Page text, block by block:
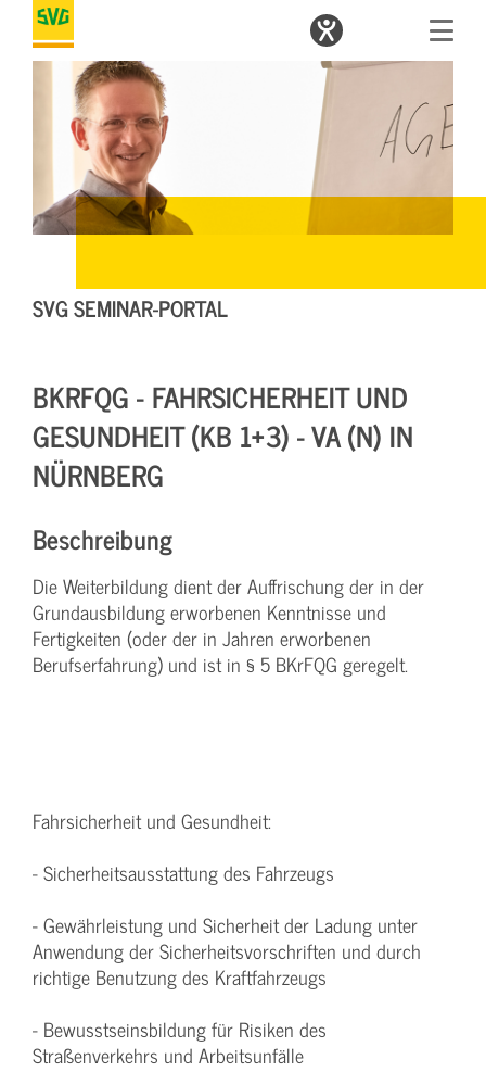
SVG SEMINAR-PORTAL
BKRFQG - FAHRSICHERHEIT UND
GESUNDHEIT (KB 1+3) - VA (N) IN
NÜRNBERG
Beschreibung
Die Weiterbildung dient der Auffrischung der in der
Grundausbildung erworbenen Kenntnisse und
Fertigkeiten (oder der in Jahren erworbenen
Berufserfahrung) und ist in § 5 BKrFQG geregelt.
Fahrsicherheit und Gesundheit:
- Sicherheitsausstattung des Fahrzeugs
- Gewährleistung und Sicherheit der Ladung unter
Anwendung der Sicherheitsvorschriften und durch
richtige Benutzung des Kraftfahrzeugs
- Bewusstseinsbildung für Risiken des
Straßenverkehrs und Arbeitsunfälle